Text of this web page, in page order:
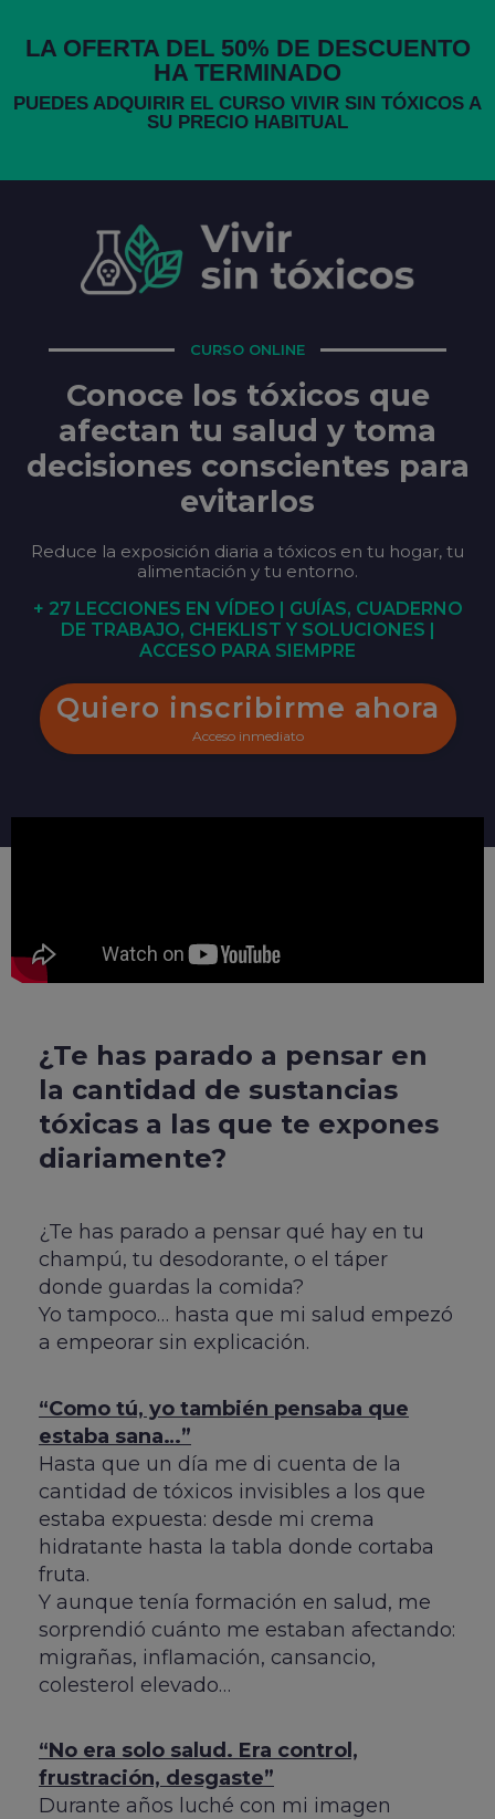
LA OFERTA DEL 50% DE DESCUENTO
HA TERMINADO
PUEDES ADQUIRIR EL CURSO VIVIR SIN TÓXICOS A
SU PRECIO HABITUAL
CURSO ONLINE
Conoce los tóxicos que
afectan tu salud y toma
decisiones conscientes para
evitarlos
Reduce la exposición diaria a tóxicos en tu hogar, tu
alimentación y tu entorno.
+ 27 LECCIONES EN VÍDEO | GUÍAS, CUADERNO
DE TRABAJO, CHEKLIST Y SOLUCIONES |
ACCESO PARA SIEMPRE
Quiero inscribirme ahora
Acceso inmediato
¿Te has parado a pensar en
la cantidad de sustancias
tóxicas a las que te expones
diariamente?
¿Te has parado a pensar qué hay en tu
champú, tu desodorante, o el táper
donde guardas la comida?
Yo tampoco… hasta que mi salud empezó
a empeorar sin explicación.
“Como tú, yo también pensaba que
estaba sana…”
Hasta que un día me di cuenta de la
cantidad de tóxicos invisibles a los que
estaba expuesta: desde mi crema
hidratante hasta la tabla donde cortaba
fruta.
Y aunque tenía formación en salud, me
sorprendió cuánto me estaban afectando:
migrañas, inflamación, cansancio,
colesterol elevado…
“No era solo salud. Era control,
frustración, desgaste”
Durante años luché con mi imagen